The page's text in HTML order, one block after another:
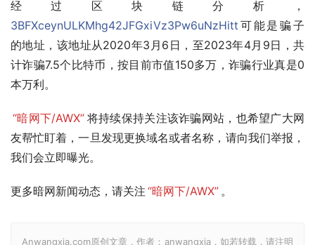
经过区块链分析，
3BFXceynULKMhg42JFGxiVz3Pw6uNzHitt 可能是骗子
的地址，该地址从2020年3月6日，至2023年4月9日，共
计诈骗7.5个比特币，按目前市值150多万，诈骗行业真是0
本万利。
“暗网下/AWX” 将持续保持关注该诈骗网站，也希望广大网
友帮忙盯着，一旦发现更换域名或者名称，请向我们举报，
我们会立即曝光。
更多暗网新闻动态，请关注 “暗网下/AWX” 。
Anwangxia.com原创文章，作者：anwangxia，如若转载，请注明